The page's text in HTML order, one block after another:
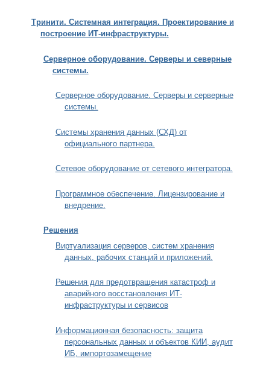
Тринити. Системная интеграция. Проектирование и
построение ИТ-инфраструктуры.
Серверное оборудование. Серверы и северные
системы.
Серверное оборудование. Серверы и серверные
системы.
Системы хранения данных (СХД) от
официального партнера.
Сетевое оборудование от сетевого интегратора.
Программное обеспечение. Лицензирование и
внедрение.
Решения
Виртуализация серверов, систем хранения
данных, рабочих станций и приложений.
Решения для предотвращения катастроф и
аварийного восстановления ИТ-
инфраструктуры и сервисов
Информационная безопасность: защита
персональных данных и объектов КИИ, аудит
ИБ, импортозамещение